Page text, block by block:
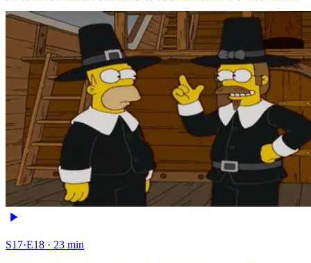
S17·E18 · 23 min